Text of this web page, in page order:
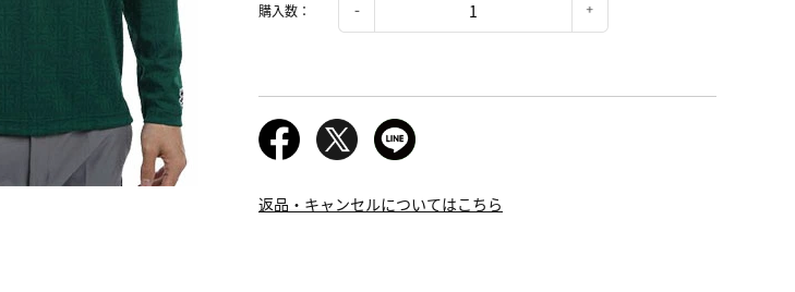
購入数：
返品・キャンセルについてはこちら